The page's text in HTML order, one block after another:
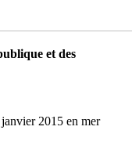
et des
2015 en mer